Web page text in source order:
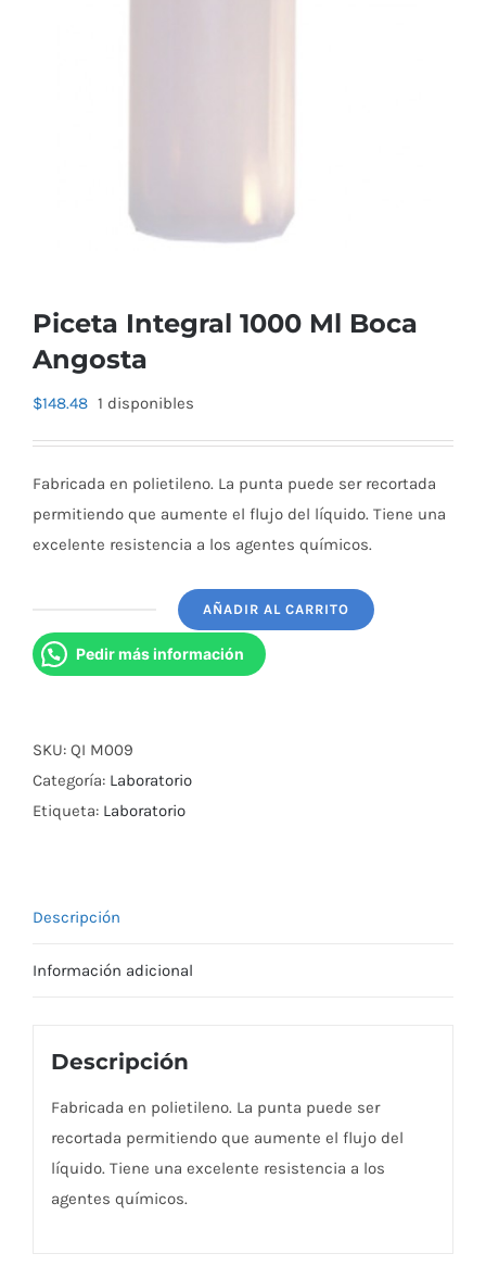
Piceta Integral 1000 Ml Boca
Angosta
$148.48 1 disponibles
Fabricada en polietileno. La punta puede ser recortada
permitiendo que aumente el flujo del líquido. Tiene una
excelente resistencia a los agentes químicos.
Integral
Boca
Angosta
cantidad
AÑADIR AL CARRITO
Pedir más información
SKU: QI M009
Categoría: Laboratorio
Etiqueta: Laboratorio
Descripción
Información adicional
Descripción
Fabricada en polietileno. La punta puede ser
recortada permitiendo que aumente el flujo del
líquido. Tiene una excelente resistencia a los
agentes químicos.